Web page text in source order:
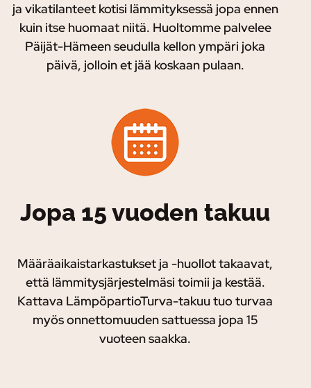
ja vikatilanteet kotisi lämmityksessä jopa ennen
kuin itse huomaat niitä. Huoltomme palvelee
Päijät-Hämeen seudulla kellon ympäri joka
päivä, jolloin et jää koskaan pulaan.
Jopa 15 vuoden takuu
Määräaikaistarkastukset ja -huollot takaavat,
että lämmitysjärjestelmäsi toimii ja kestää.
Kattava LämpöpartioTurva-takuu tuo turvaa
myös onnettomuuden sattuessa jopa 15
vuoteen saakka.